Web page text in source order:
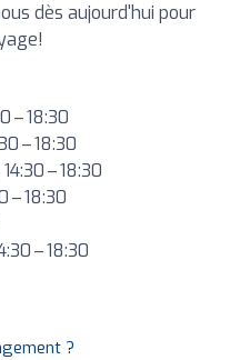
dès aujourd'hui pour
– 18:30
– 18:30
– 18:30
– 18:30
– 18:30
?